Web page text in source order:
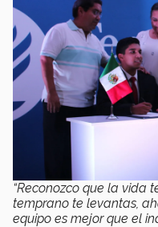
“Reconozco que la vida
temprano te levantas,
equipo es mejor que el